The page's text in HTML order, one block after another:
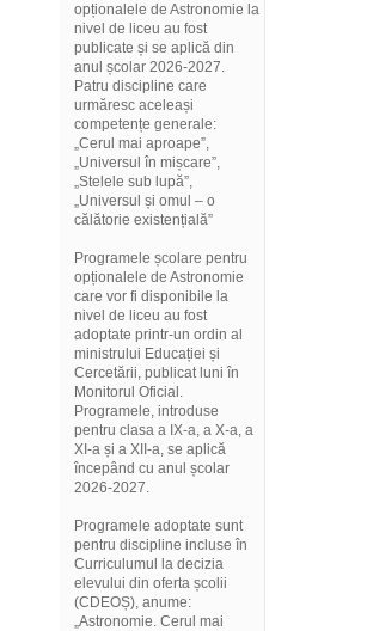
opționalele de Astronomie la
nivel de liceu au fost
publicate și se aplică din
anul școlar 2026-2027.
Patru discipline care
urmăresc aceleași
competențe generale:
„Cerul mai aproape”,
„Universul în mișcare”,
„Stelele sub lupă”,
„Universul și omul – o
călătorie existențială”
Programele școlare pentru
opționalele de Astronomie
care vor fi disponibile la
nivel de liceu au fost
adoptate printr-un ordin al
ministrului Educației și
Cercetării, publicat luni în
Monitorul Oficial.
Programele, introduse
pentru clasa a IX-a, a X-a, a
XI-a și a XII-a, se aplică
începând cu anul școlar
2026-2027.
Programele adoptate sunt
pentru discipline incluse în
Curriculumul la decizia
elevului din oferta școlii
(CDEOȘ), anume:
„Astronomie. Cerul mai